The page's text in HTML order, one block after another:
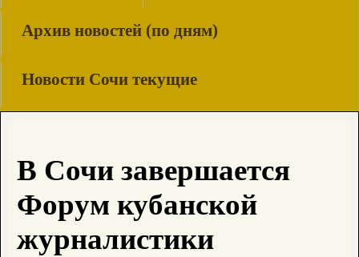
Архив новостей (по дням)
Новости Сочи текущие
В Сочи завершается
Форум кубанской
журналистики